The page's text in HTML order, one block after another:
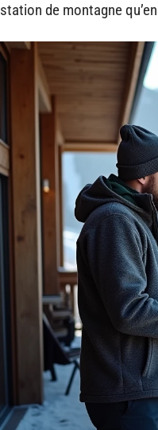
station de montagne